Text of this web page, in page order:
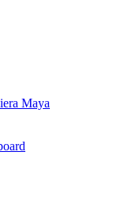
Maya